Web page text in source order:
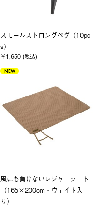
スモールストロングペグ（10pc
s）
￥1,650 (税込)
NEW
風にも負けないレジャーシート
（165×200cm・ウェイト入
り）